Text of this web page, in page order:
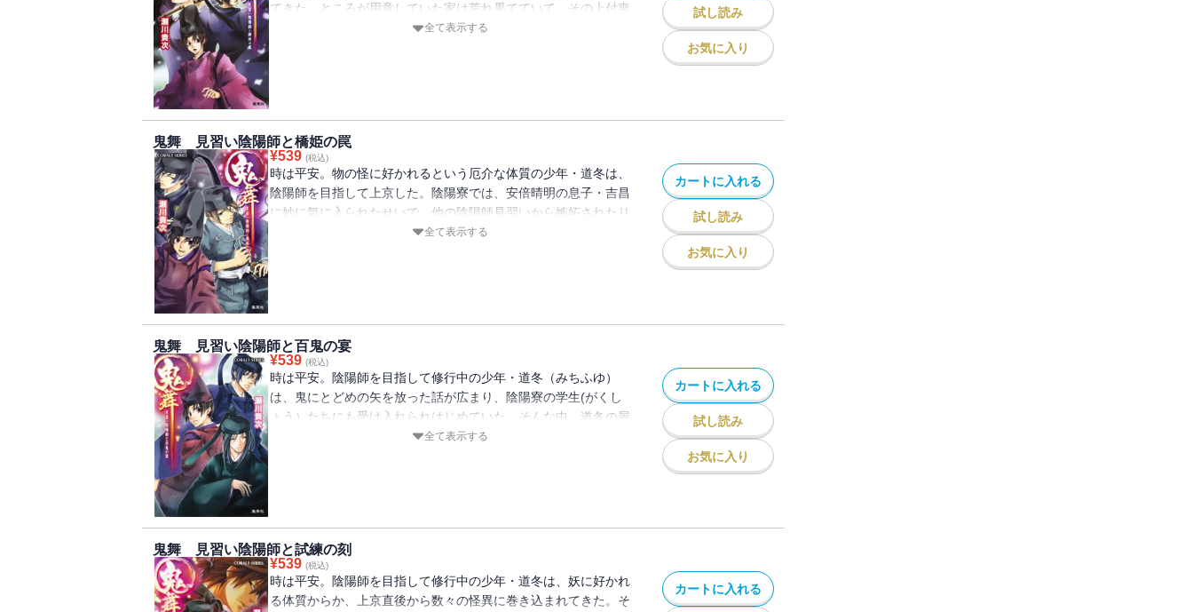
てきた。ところが用意していた家は荒れ果てていて、その上付喪
神や幽霊が出没するという、いわくつきの物件！ 従者の行近も
全て表示する
試し読み
お気に入り
鬼舞 見習い陰陽師と橋姫の罠
¥539 (税込)
時は平安。物の怪に好かれるという厄介な体質の少年・道冬は、
陰陽師を目指して上京した。陰陽寮では、安倍晴明の息子・吉昌
に妙に気に入られたせいで、他の陰陽師見習いから嫉妬されたり
と前途多難な生活を送っていた。そんな中、宮中で女房たちが急
全て表示する
カートに入れる
試し読み
お気に入り
鬼舞 見習い陰陽師と百鬼の宴
¥539 (税込)
時は平安。陰陽師を目指して修行中の少年・道冬（みちふゆ）
は、鬼にとどめの矢を放った話が広まり、陰陽寮の学生(がくし
ょう）たちにも受け入れられはじめていた。そんな中、道冬の屋
敷に住み着いている幽霊・源融（みなもとのとおる）を慰めるた
全て表示する
カートに入れる
試し読み
お気に入り
鬼舞 見習い陰陽師と試練の刻
¥539 (税込)
時は平安。陰陽師を目指して修行中の少年・道冬は、妖に好かれ
る体質からか、上京直後から数々の怪異に巻き込まれてきた。そ
カートに入れる